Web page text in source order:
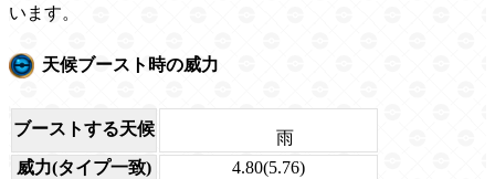
います。
天候ブースト時の威力
ブーストする天候
雨
威力(タイプ一致)
4.80(5.76)